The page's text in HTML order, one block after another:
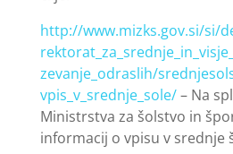
http://www.mizks.gov.si/si/
zevanje_odraslih/
vpis_v_srednje_sole/– Na
Ministrstva za šolstvo in
informacij o vpisu v srednje